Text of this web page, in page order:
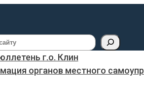
г.о. Клин
органов местного